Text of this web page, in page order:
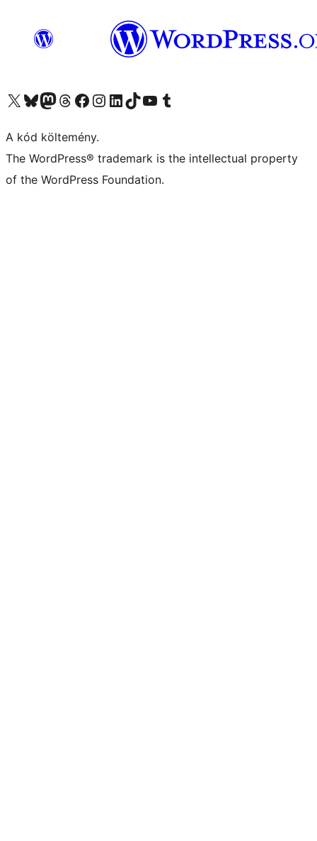
Visit our X (formerly Twitter) account
Visit our Bluesky account
Twitter csatornánk
Visit our Threads account
Facebook oldalunk megtekintése
Visit our Instagram account
Visit our LinkedIn account
Visit our TikTok account
Visit our YouTube channel
Visit our Tumblr account
A kód költemény.
The WordPress® trademark is the intellectual property
of the WordPress Foundation.